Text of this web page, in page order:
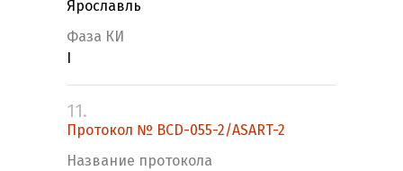
Ярославль
Фаза КИ
11.
Протокол № BCD-055-2/ASART-2
Название протокола